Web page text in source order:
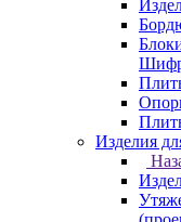
Изделия